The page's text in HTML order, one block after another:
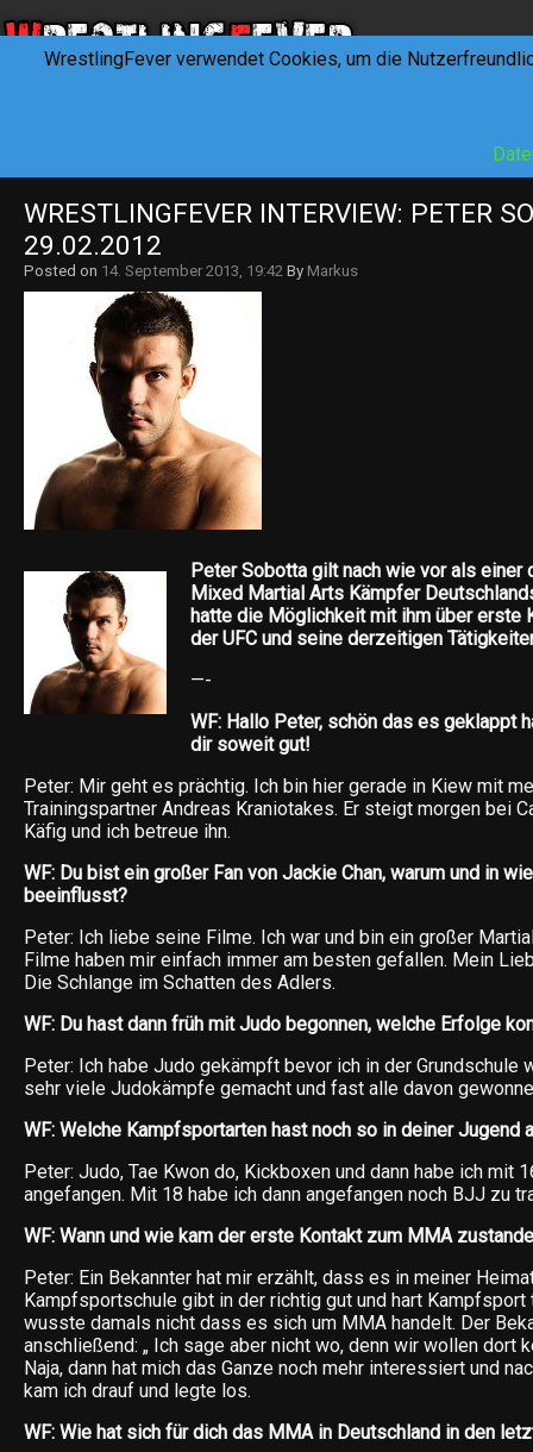
WRESTLINGFEVER INTERVIEW: PETER
29.02.2012
Posted on 14. September 2013, 19:42 By Markus
Peter Sobotta gilt nach wie vor als einer
Mixed Martial Arts Kämpfer
hatte die Möglichkeit mit ihm über erste
der UFC und seine derzeitigen
—-
WF: Hallo Peter, schön das es geklappt
dir soweit gut!
Peter: Mir geht es prächtig. Ich bin hier gerade in Kiew mit
Trainingspartner Andreas Kraniotakes. Er steigt morgen bei
Käfig und ich betreue ihn.
WF: Du bist ein großer Fan von Jackie Chan, warum und in
beeinflusst?
Peter: Ich liebe seine Filme. Ich war und bin ein großer
Filme haben mir einfach immer am besten gefallen. Mein
Die Schlange im Schatten des Adlers.
WF: Du hast dann früh mit Judo begonnen, welche Erfolge
Peter: Ich habe Judo gekämpft bevor ich in der Grundschule
sehr viele Judokämpfe gemacht und fast alle davon
WF: Welche Kampfsportarten hast noch so in deiner Jugend
Peter: Judo, Tae Kwon do, Kickboxen und dann habe ich mit
angefangen. Mit 18 habe ich dann angefangen noch BJJ zu
WF: Wann und wie kam der erste Kontakt zum MMA
Peter: Ein Bekannter hat mir erzählt, dass es in meiner
Kampfsportschule gibt in der richtig gut und hart Kampfsport
wusste damals nicht dass es sich um MMA handelt. Der
anschließend: „ Ich sage aber nicht wo, denn wir wollen dort
Naja, dann hat mich das Ganze noch mehr interessiert und
kam ich drauf und legte los.
WF: Wie hat sich für dich das MMA in Deutschland in den
WrestlingFever verwendet Cookies, um die